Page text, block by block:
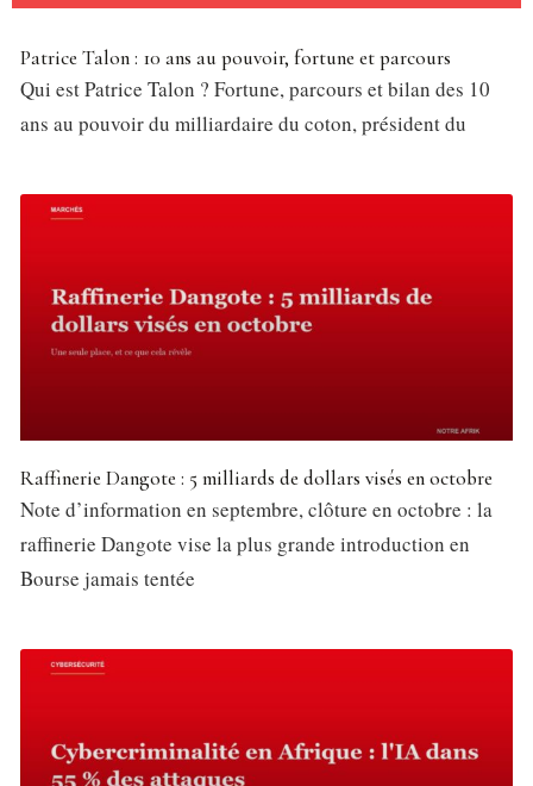
Patrice Talon : 10 ans au pouvoir, fortune et parcours
Qui est Patrice Talon ? Fortune, parcours et bilan des 10
ans au pouvoir du milliardaire du coton, président du
Raffinerie Dangote : 5 milliards de dollars visés en octobre
Note d’information en septembre, clôture en octobre : la
raffinerie Dangote vise la plus grande introduction en
Bourse jamais tentée